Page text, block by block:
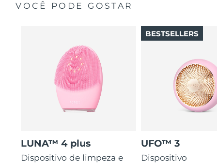
VOCÊ PODE GOSTAR
LUNA™ 4 plus
Dispositivo de limpeza e
UFO™ 3
Dispositivo
BESTSELLERS